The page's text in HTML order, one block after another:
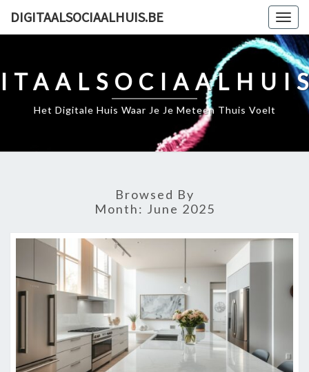
DIGITAALSOCIAALHUIS.BE
Het Digitale Huis Waar Je Je Meteen Thuis Voelt
Browsed By
Month: June 2025